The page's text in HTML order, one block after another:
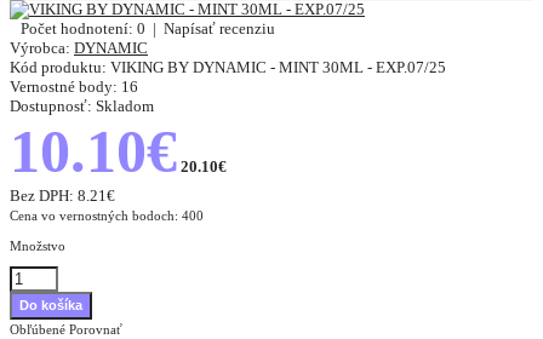
Počet hodnotení: 0 | Napísať recenziu
Výrobca: DYNAMIC
Kód produktu: VIKING BY DYNAMIC - MINT 30ML - EXP.07/25
Vernostné body: 16
Dostupnosť: Skladom
10.10€ 20.10€
Bez DPH: 8.21€
Cena vo vernostných bodoch: 400
Množstvo
Obľúbené Porovnať